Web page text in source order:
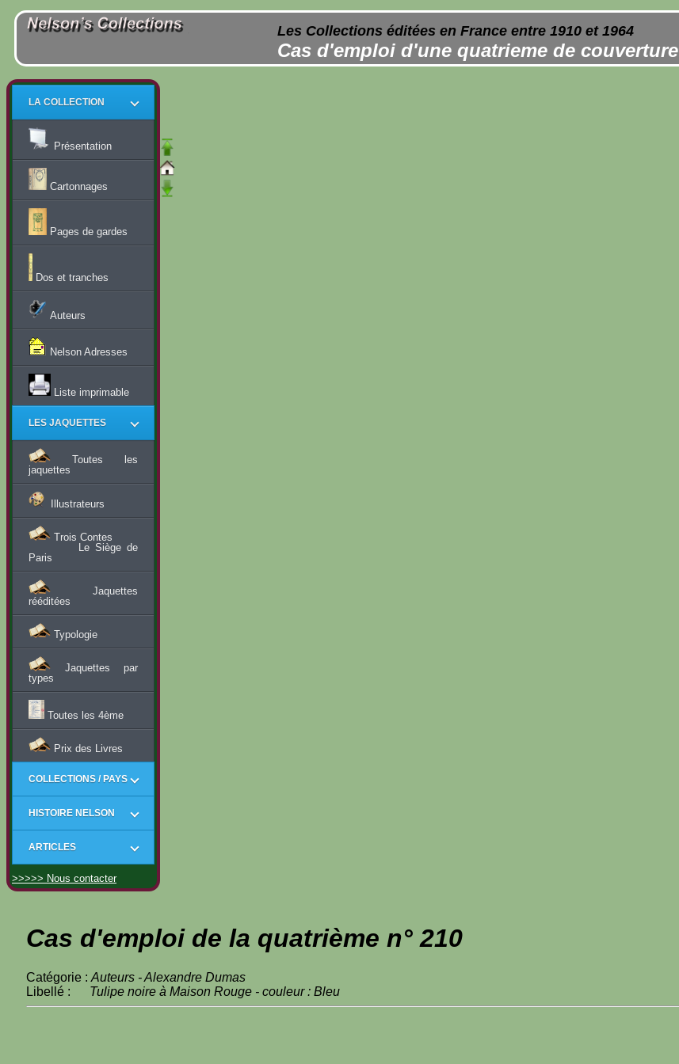
Les Collections éditées en France entre 1910 et 1964
Cas d'emploi d'une quatrieme de couverture
LA COLLECTION
Présentation
Cartonnages
Pages de gardes
Dos et tranches
Auteurs
Nelson Adresses
Liste imprimable
LES JAQUETTES
Toutes les
jaquettes
Illustrateurs
Trois Contes
Le Siège de
Paris
Jaquettes
rééditées
Typologie
Jaquettes par
types
Toutes les 4ème
Prix des Livres
COLLECTIONS / PAYS
HISTOIRE NELSON
ARTICLES
>>>>> Nous contacter
Cas d'emploi de la quatrième n° 210
Catégorie : Auteurs - Alexandre Dumas
Libellé : Tulipe noire à Maison Rouge - couleur : Bleu